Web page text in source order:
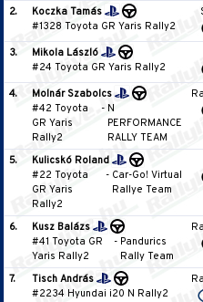
2.
Koczka Tamás
#1328 Toyota GR Yaris Rally2
3.
Mikola László
#24 Toyota GR Yaris Rally2
4.
Molnár Szabolcs
#42 Toyota
GR Yaris
Rally2
- N
PERFORMANCE
RALLY TEAM
5.
Kulicskó Roland
#22 Toyota
GR Yaris
Rally2
- Car-Go! Virtual
Rallye Team
6.
Kusz Balázs
#41 Toyota GR
Yaris Rally2
- Pandurics
Rally Team
7.
Tisch András
#2234 Hyundai i20 N Rally2